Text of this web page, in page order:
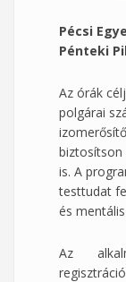
Pécsi
Pénteki
Az órák
polgárai
biztosítson
is. A
testtudat
és
Az